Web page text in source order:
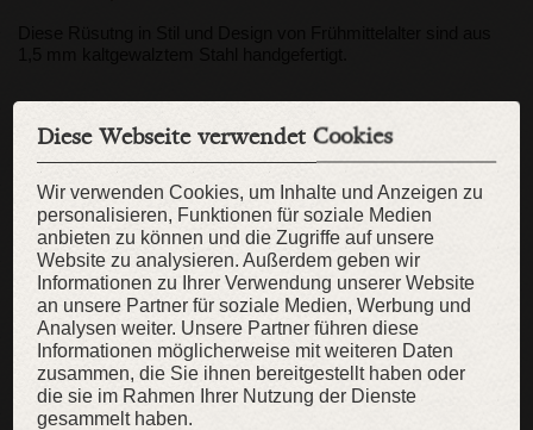
Muscheln. Die haben sowohl die Lederriemen mit Schließen, als
Unsere Rüstungen sind ausschließlich handgefertigt. Wir
verwenden keine modernen, mechanischen Prozesse in der
Fertigung. Jedes Detail der Rüstung wird aus Flachstahl Stück
komplett handgefertigt und auch von Hand poliert. Das Ergebnis
ist eine Rüstung, die dem historischen Prototyp sehr nahe
kommt.
Diese Webseite verwendet Cookies
Wir verwenden Cookies, um Inhalte und Anzeigen zu
personalisieren, Funktionen für soziale Medien
anbieten zu können und die Zugriffe auf unsere
Website zu analysieren. Außerdem geben wir
Informationen zu Ihrer Verwendung unserer Website
an unsere Partner für soziale Medien, Werbung und
Analysen weiter. Unsere Partner führen diese
Informationen möglicherweise mit weiteren Daten
zusammen, die Sie ihnen bereitgestellt haben oder
die sie im Rahmen Ihrer Nutzung der Dienste
gesammelt haben.